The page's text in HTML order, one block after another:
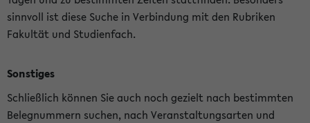
sinnvoll ist diese Suche in Verbindung mit den Rubriken
Fakultät und Studienfach.
Sonstiges
Schließlich können Sie auch noch gezielt nach bestimmten
Belegnummern suchen, nach Veranstaltungsarten und